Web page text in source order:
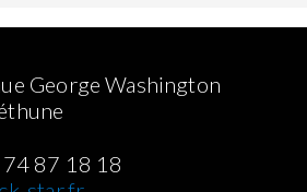
George Washington
87 18 18